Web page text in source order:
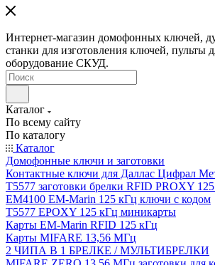
Интернет-магазин домофонных ключей,
станки для изготовления ключей, пульты
оборудование СКУД.
Каталог
По всему сайту
По каталогу
Каталог
Домофонные ключи и заготовки
Контактные ключи для Даллас Цифрал
T5577 заготовки брелки RFID PROXY
EM4100 EM-Marin 125 кГц ключи с кодом
T5577 EPOXY 125 кГц миникарты
Карты EM-Marin RFID 125 кГц
Карты MIFARE 13,56 МГц
2 ЧИПА В 1 БРЕЛКЕ / МУЛЬТИБРЕЛКИ